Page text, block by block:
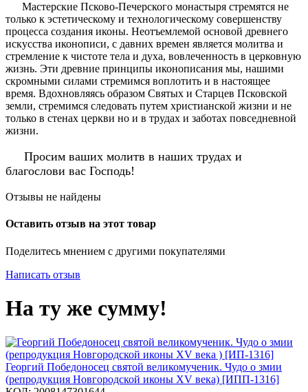
Мастерские Псково-Печерского монастыря стремятся не
только к эстетическому и технологическому совершенству
процесса создания иконы. Неотъемлемой основой древнего
искусства иконописи, с давних времен является молитва и
стремление к чистоте тела и духа, вовлеченность в церковную
жизнь. Эти древние принципы иконописания мы, нашими
скромными силами стремимся воплотить и в настоящее
время. Вдохновляясь образом Святых и Старцев Псковской
земли, стремимся следовать путем христианской жизни и не
только в стенах церкви но и в трудах и заботах повседневной
жизни.
Просим ваших молитв в наших трудах и
благослови вас Господь!
Отзывы не найдены
Оставить отзыв на этот товар
Поделитесь мнением с другими покупателями
Написать отзыв
На ту же сумму!
Георгий Победоносец святой великомученик. Чудо о змии
(репродукция Новгородской иконы XV века) [ИПП-1316]